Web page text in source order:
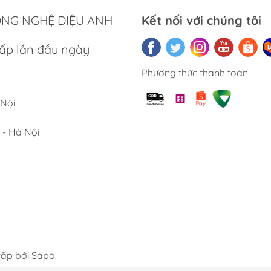
khách hàng mới, việc chọn thùng rác phù hợp cần dựa trên
liệu và độ bền
Ưu tiên chọn thùng rác từ inox, nhựa cao cấp hoặc thép phủ
Kiểm tra khả năng chống rò rỉ, chống mùi và dễ vệ sinh.
dung tích thùng rác phù hợp với nhu cầu sử dụng hàng
ích khi chọn mua sản phẩm
NGHỆ DIỆU ANH
lần đầu ngày
- Hà Nội
Kết nối với chúng tôi
Phương thức thanh toán
bởi Sapo.